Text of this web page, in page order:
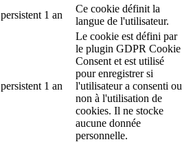
persistent 1 an
Ce cookie définit la
langue de l'utilisateur.
persistent 1 an
Le cookie est défini par
le plugin GDPR Cookie
Consent et est utilisé
pour enregistrer si
l'utilisateur a consenti ou
non à l'utilisation de
cookies. Il ne stocke
aucune donnée
personnelle.